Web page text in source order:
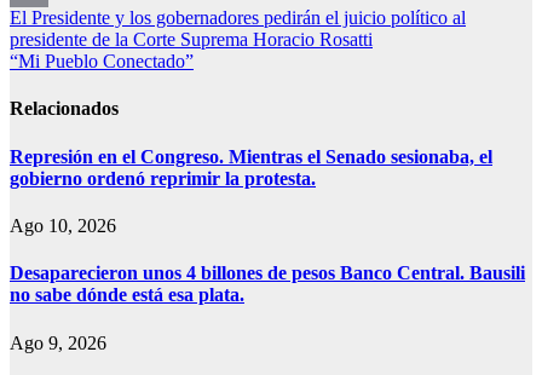
Print
Navegación
de
El Presidente y los gobernadores pedirán el juicio político al
presidente de la Corte Suprema Horacio Rosatti
“Mi Pueblo Conectado”
Relacionados
Represión en el Congreso. Mientras el Senado sesionaba, el
gobierno ordenó reprimir la protesta.
Ago 10, 2026
Desaparecieron unos 4 billones de pesos Banco Central. Bausili
no sabe dónde está esa plata.
Ago 9, 2026